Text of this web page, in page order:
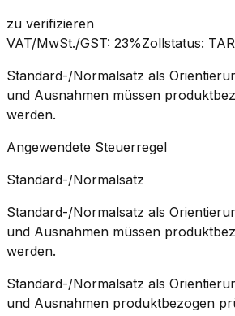
zu verifizieren
VAT/MwSt./GST: 23%Zollstatus:
Standard-/Normalsatz als
und Ausnahmen müssen
werden.
Angewendete Steuerregel
Standard-/Normalsatz
Standard-/Normalsatz als
und Ausnahmen müssen
werden.
Standard-/Normalsatz als
und Ausnahmen produktbezogen